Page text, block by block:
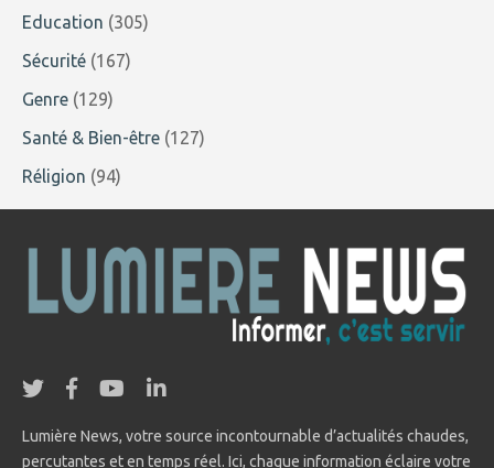
Education (305)
Sécurité (167)
Genre (129)
Santé & Bien-être (127)
Réligion (94)
Lumière News, votre source incontournable d’actualités chaudes,
percutantes et en temps réel. Ici, chaque information éclaire votre